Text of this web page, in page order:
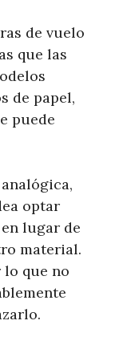
de vuelo
que las
de papel,
puede
optar
lugar de
material.
lo que no